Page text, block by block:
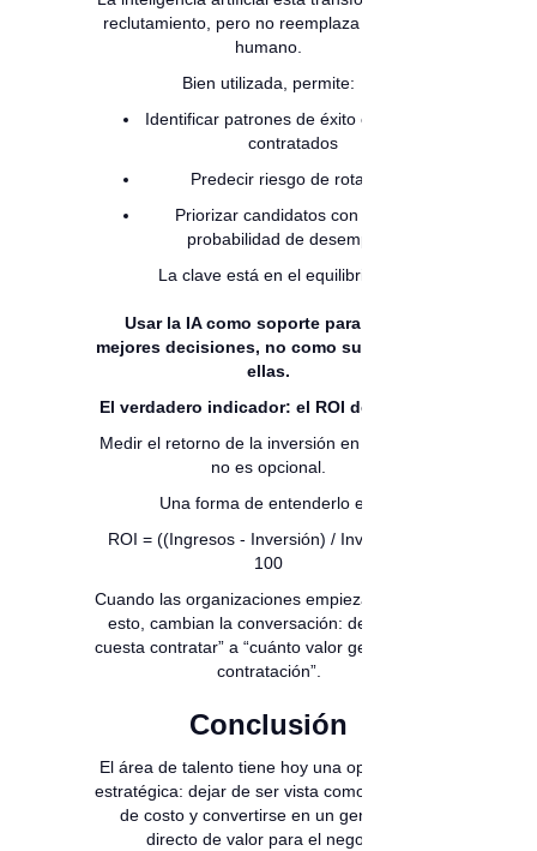
reclutamiento, pero no reemplaza el criterio
humano.
Bien utilizada, permite:
Identificar patrones de éxito en perfiles
contratados
Predecir riesgo de rotación
Priorizar candidatos con mayor
probabilidad de desempeño
La clave está en el equilibrio:
Usar la IA como soporte para tomar
mejores decisiones, no como sustituto de
ellas.
El verdadero indicador: el ROI del talento
Medir el retorno de la inversión en talento ya
no es opcional.
Una forma de entenderlo es:
ROI = ((Ingresos - Inversión) / Inversión) ×
100
Cuando las organizaciones empiezan a medir
esto, cambian la conversación: de “cuánto
cuesta contratar” a “cuánto valor genera cada
contratación”.
Conclusión
El área de talento tiene hoy una oportunidad
estratégica: dejar de ser vista como un centro
de costo y convertirse en un generador
directo de valor para el negocio.